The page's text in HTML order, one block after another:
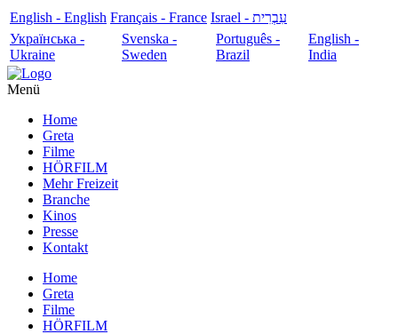
English - English Français - France
עִבְרִית - Israel
Українська -
Ukraine
Svenska -
Sweden
Português -
Brazil
English -
India
Menü
Home
Greta
Filme
HÖRFILM
Mehr Freizeit
Branche
Kinos
Presse
Kontakt
Home
Greta
Filme
HÖRFILM